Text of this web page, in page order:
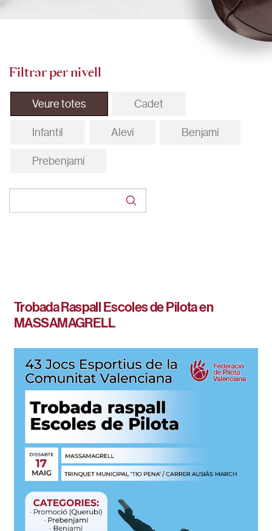
Filtrar per nivell
Veure totes Cadet
Infantil Aleví Benjamí
Prebenjamí
Trobada Raspall Escoles de Pilota en
MASSAMAGRELL